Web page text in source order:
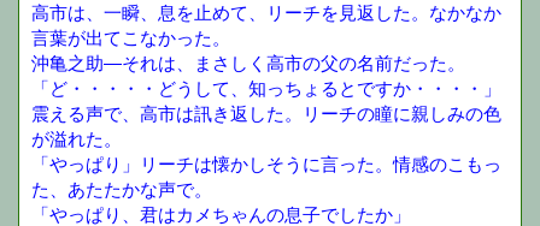
高市は、一瞬、息を止めて、リーチを見返した。なかなか
言葉が出てこなかった。
沖亀之助―それは、まさしく高市の父の名前だった。
「ど・・・・・どうして、知っちょるとですか・・・・」
震える声で、高市は訊き返した。リーチの瞳に親しみの色
が溢れた。
「やっぱり」リーチは懐かしそうに言った。情感のこもっ
た、あたたかな声で。
「やっぱり、君はカメちゃんの息子でしたか」